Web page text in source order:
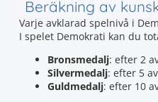
Beräkning av
Varje avklarad spelnivå i
I spelet Demokrati kan du
Bronsmedalj: efter 2
Silvermedalj: efter 5
Guldmedalj: efter 10